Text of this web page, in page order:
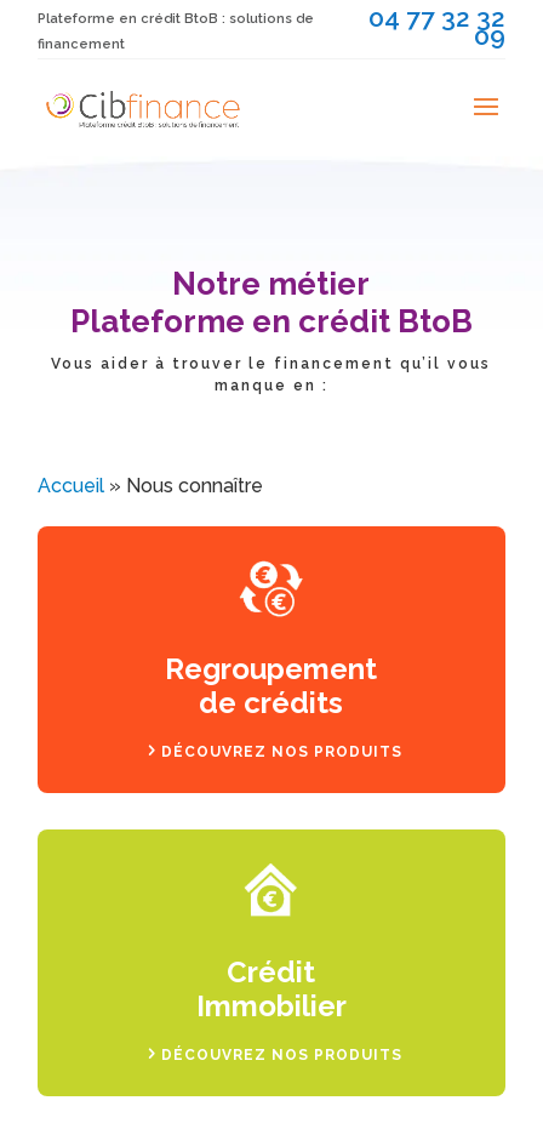
Plateforme en crédit BtoB : solutions de
financement
04 77 32 32
09
Notre métier
Plateforme en crédit BtoB
Vous aider à trouver le financement qu’il vous
manque en :
Accueil » Nous connaître
Regroupement
de crédits
DÉCOUVREZ NOS PRODUITS
Crédit
Immobilier
DÉCOUVREZ NOS PRODUITS